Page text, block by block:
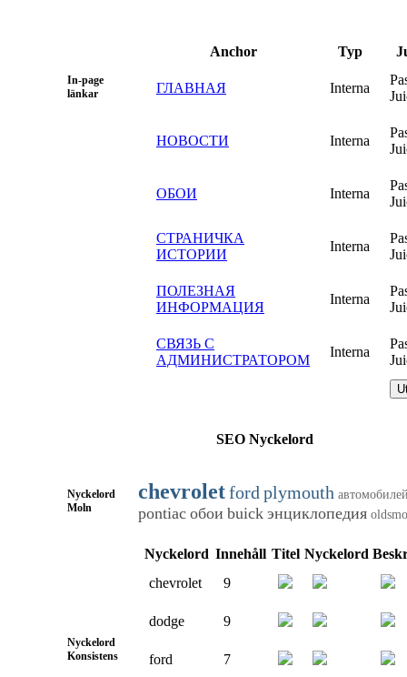
In-page
länkar
Anchor Typ
ГЛАВНАЯ Interna
НОВОСТИ Interna
ОБОИ Interna
СТРАНИЧКА
ИСТОРИИ
Interna
ПОЛЕЗНАЯ
ИНФОРМАЦИЯ
Interna
СВЯЗЬ С
АДМИНИСТРАТОРОМ
Interna
SEO Nyckelord
Nyckelord
Moln
chevroletford plymouth
pontiac обои buick энциклопедия
Nyckelord
Konsistens
Nyckelord Innehåll Titel Nyckelord
chevrolet
9
dodge 9
ford 7